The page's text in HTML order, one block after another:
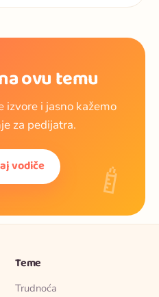
🍼
ovu temu
izvore i jasno kažemo
za pedijatra.
vodiče
Teme
Trudnoća